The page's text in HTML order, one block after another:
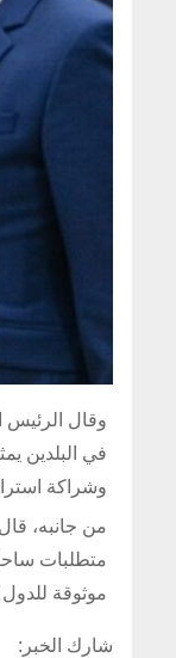
وقال الرئيس
في البلدين
وشراكة
من جانبه،
متطلبات
موثوقة
شارك الخبر: